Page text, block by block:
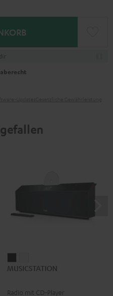
Schwarz
Weiß
MUSICSTATION
Radio mit CD-Player